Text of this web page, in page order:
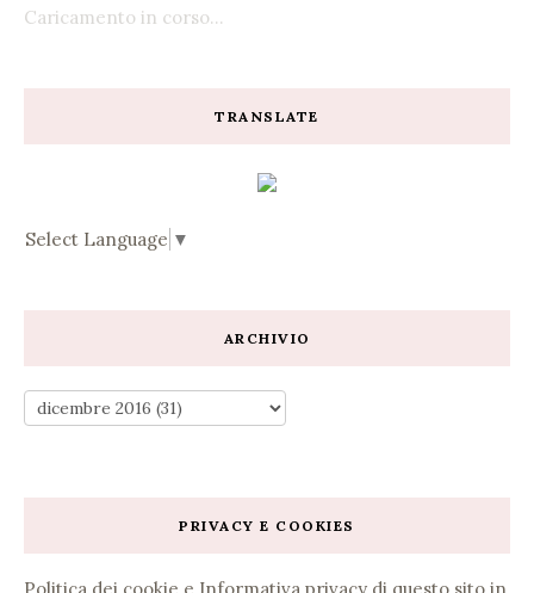
Caricamento in corso...
TRANSLATE
Select Language ▼
ARCHIVIO
PRIVACY E COOKIES